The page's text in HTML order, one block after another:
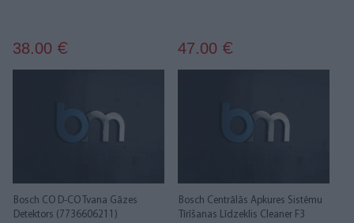
38.00 € 47.00 €
Bosch CO D-CO Tvana Gāzes
Detektors (7736606211)
Bosch Centrālās Apkures Sistēmu
Tīrīšanas Līdzeklis Cleaner F3